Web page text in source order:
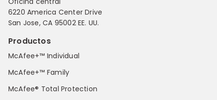
6220 America Center Drive
San Jose, CA 95002 EE. UU.
Productos
McAfee+™ Individual
McAfee+™ Family
McAfee® Total Protection